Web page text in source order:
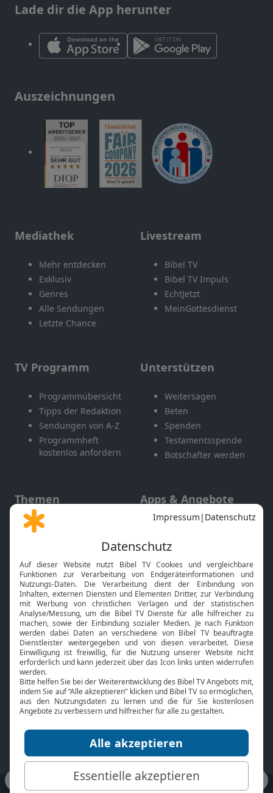
Lade dir die App herunter
Auszeichnungen
Mediathek
Mehr entdecken
Exklusiv
Genres
Alle Sendungen
Letzte Chance
Livestream
Bibel TV
Bibel TV Impuls
EchtJetzt
MeinGottesdienst
TV Programm
Programmübersicht
Tipps der Redaktion
Sendungen von A-Z
Programmheft
kostenlos anfordern
Unterstützen
Weitersagen
Beten
Spenden
Testamentsspende
Botschafter werden
Themen
Gott und Bibel erklärt
Neuigkeiten
Apps & Angebote
Mobile App
Smart TV
HbbTV
Bibelthek Online-Bibel
Nächster Gottesdienst
Bibel TV
Über uns
Jobs
Mediadaten
Service
Kontakt
TV-Empfang
bibeltv.de: Impressum Datenschutz